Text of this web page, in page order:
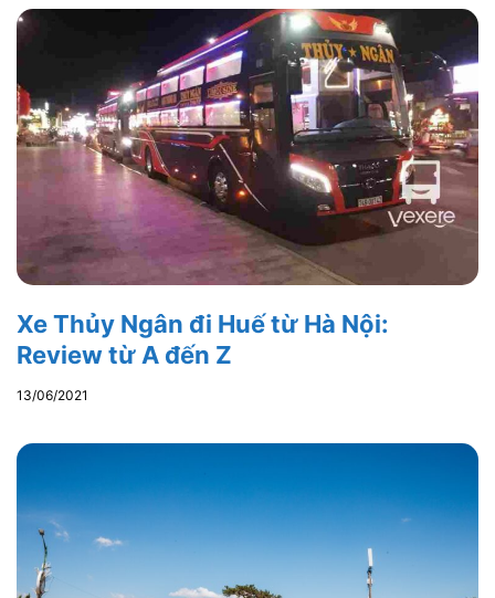
Xe Thủy Ngân đi Huế từ Hà Nội:
Review từ A đến Z
13/06/2021